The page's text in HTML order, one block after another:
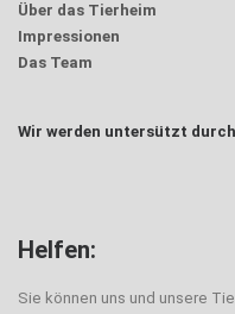
Über das Tierheim
Impressionen
Das Team
Wir werden untersützt
Helfen:
Sie können uns und unsere